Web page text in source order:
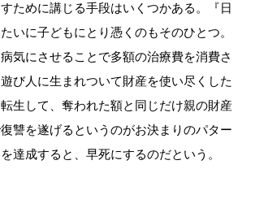
ために講じる手段はいくつかある。『日
いに子どもにとり憑くのもそのひとつ。
気にさせることで多額の治療費を消費さ
び人に生まれついて財産を使い尽くした
生して、奪われた額と同じだけ親の財産
讐を遂げるというのがお決まりのパター
達成すると、早死にするのだという。